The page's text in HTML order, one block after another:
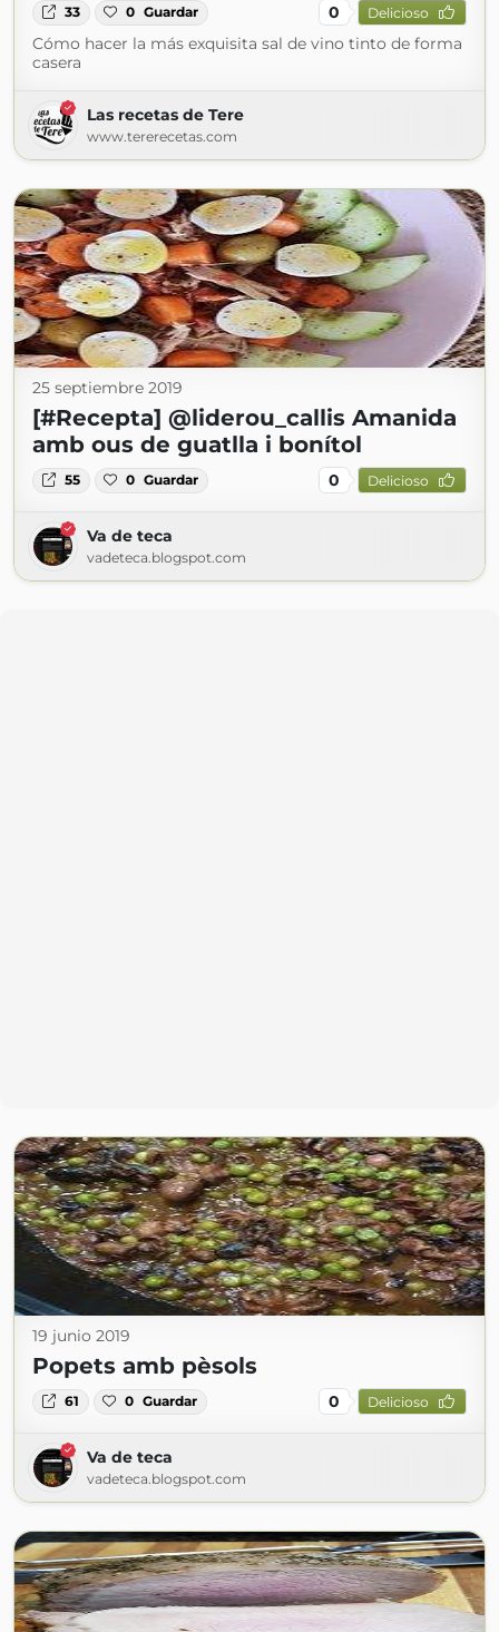
33 0 Guardar 0 Delicioso
Cómo hacer la más exquisita sal de vino tinto de forma
casera
Las recetas de Tere
www.tererecetas.com
25 septiembre 2019
[#Recepta] @liderou_callis Amanida
amb ous de guatlla i bonítol
55 0 Guardar 0 Delicioso
Va de teca
vadeteca.blogspot.com
19 junio 2019
Popets amb pèsols
61 0 Guardar 0 Delicioso
Va de teca
vadeteca.blogspot.com